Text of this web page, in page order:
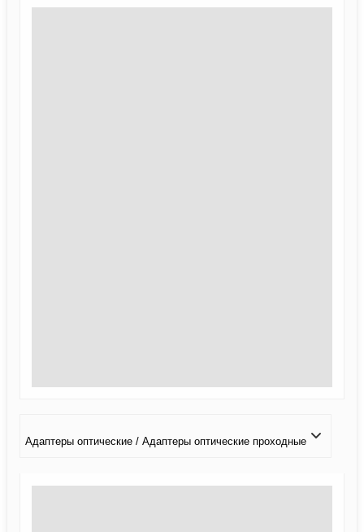
Адаптеры оптические / Адаптеры оптические проходные